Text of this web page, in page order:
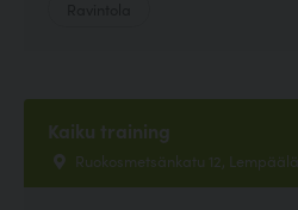
Kaiku training
Ruokosmetsänkatu 12, Lempäälä